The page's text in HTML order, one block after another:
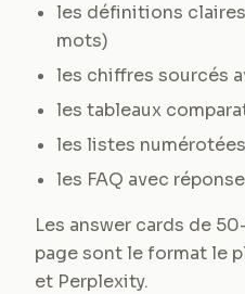
les définitions claires
mots)
les chiffres sourcés
les tableaux
les listes numérotées
les FAQ avec
Les answer cards de
page sont le format le
et Perplexity.